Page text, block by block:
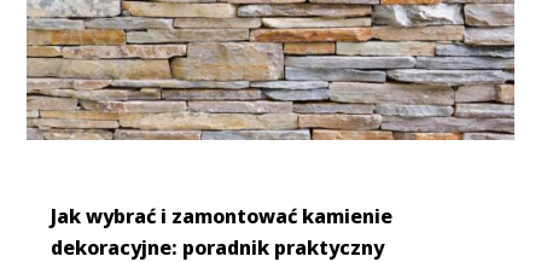
Jak wybrać i zamontować kamienie
dekoracyjne: poradnik praktyczny